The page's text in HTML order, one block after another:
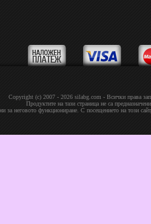
Copyright (c) 2007 - 2026 silabg.com - Всички права
Продуктите на тази страница не са
за неговото функциониране. С посещението на този